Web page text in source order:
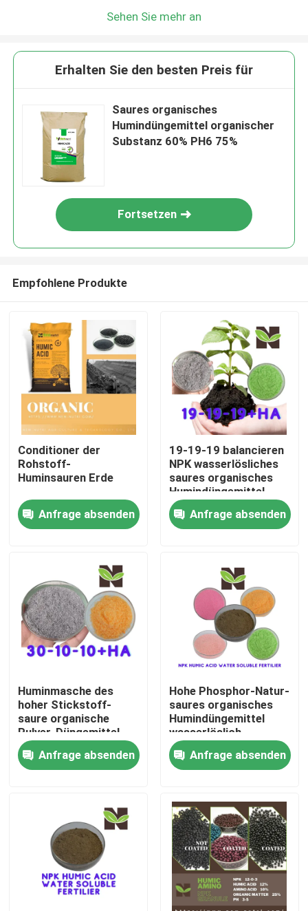
Nach Hause
Kontakte
Produkte
Saures organisches Humindüngemittel
Aminosäure-organisches Düngemittel
Stickstoff-organisches Düngemittel
Kalium-Humate-Düngemittel
Meerespflanzen-Auszug-Pulver-Düngemittel
Sehen Sie mehr an
Erhalten Sie den besten Preis für
Saures organisches
Humindüngemittel organischer
Substanz 60% PH6 75%
Fortsetzen
Empfohlene Produkte
Conditioner der
Rohstoff-
Huminsauren Erde
Anfrage absenden
19-19-19 balancieren
NPK wasserlösliches
saures organisches
Humindüngemittel
Anfrage absenden
Huminmasche des
hoher Stickstoff-
saure organische
Pulver-Düngemittel-
40-80
Anfrage absenden
Hohe Phosphor-Natur-
saures organisches
Humindüngemittel
wasserlöslich
Anfrage absenden